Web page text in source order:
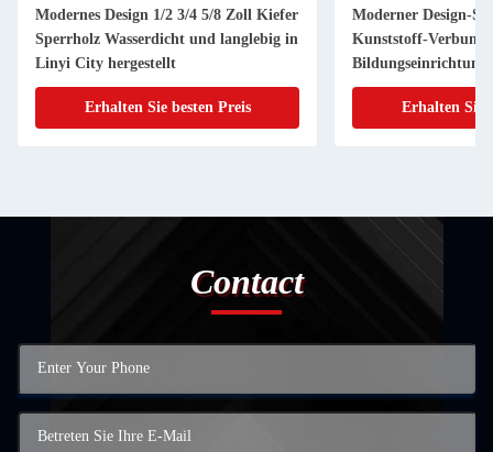
Modernes Design 1/2 3/4 5/8 Zoll Kiefer
Sperrholz Wasserdicht und langlebig in
Linyi City hergestellt
Erhalten Sie besten Preis
Moderner Design-
Kunststoff-
Erhalten Sie
Contact